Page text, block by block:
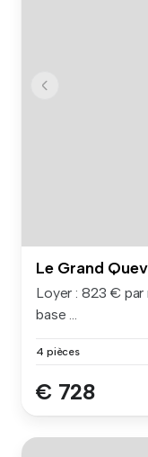
Le Grand
Loyer : 823 €
base ...
4 pièces
€ 728